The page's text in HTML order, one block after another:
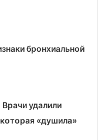
бронхиальной
удалили
«душила»